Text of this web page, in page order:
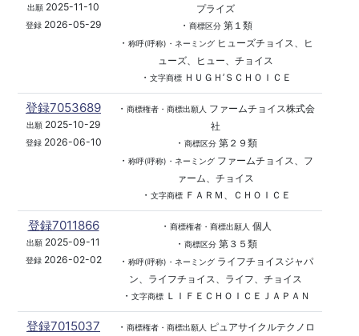
出願 2025-11-10
登録2026-05-29
プライズ
・ 商標区分第１類
・ 称呼(呼称)・ネーミングヒューズチョイス、ヒ
ューズ、ヒュー、チョイス
・ 文字商標ＨＵＧＨ’ＳＣＨＯＩＣＥ
登録7053689
出願2025-10-29
登録2026-06-10
・ 商標権者・商標出願人
ファームチョイス株式会
社
・ 商標区分第２９類
・ 称呼(呼称)・ネーミングファームチョイス、フ
ァーム、チョイス
・ 文字商標ＦＡＲＭ、ＣＨＯＩＣＥ
登録7011866
出願 2025-09-11
登録2026-02-02
・ 商標権者・商標出願人 個人
・ 商標区分第３５類
・ 称呼(呼称)・ネーミングライフチョイスジャパ
ン、ライフチョイス、ライフ、チョイス
・ 文字商標ＬＩＦＥＣＨＯＩＣＥＪＡＰＡＮ
登録7015037 ・ 商標権者・商標出願人
ピュアサイクルテクノロ